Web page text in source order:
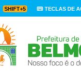
SHIFT+5 TECLAS DE